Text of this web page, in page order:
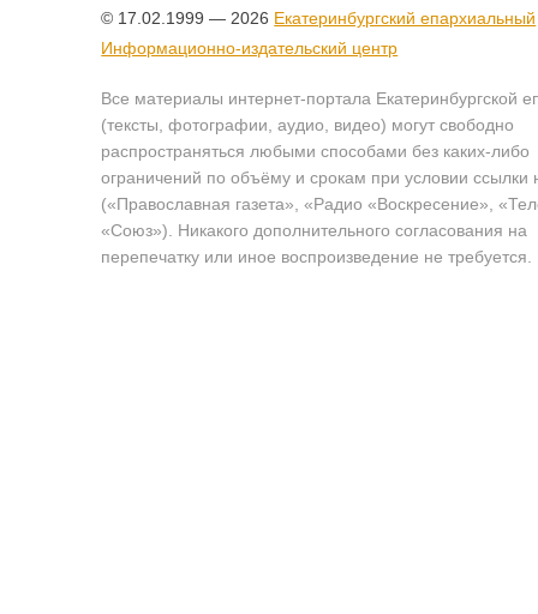
© 17.02.1999 — 2026 Екатеринбургский епархиальный
Информационно-издательский центр
Все материалы интернет-портала Екатеринбургской
(тексты, фотографии, аудио, видео) могут свободно
распространяться любыми способами без каких-либо
ограничений по объёму и срокам при условии ссылки
(«Православная газета», «Радио «Воскресение»,
«Союз»). Никакого дополнительного согласования на
перепечатку или иное воспроизведение не требуется.